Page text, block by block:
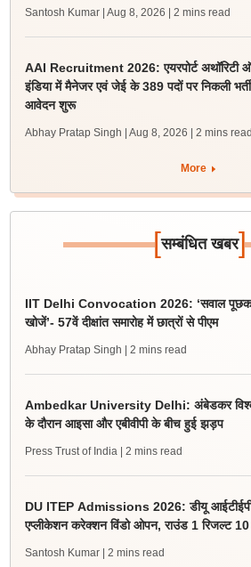
Santosh Kumar | Aug 8, 2026 | 2 mins read
AAI Recruitment 2026: एयरपोर्ट अथॉरिटी
इंडिया में मैनेजर एवं जेई के 389 पदों पर निकली
आवेदन शुरू
Abhay Pratap Singh | Aug 8, 2026 | 2 mins read
More
[सम्बंधित खबर]
IIT Delhi Convocation 2026: ‘सवाल
खोजें’- 57वें दीक्षांत समारोह में छात्रों से पीएम
Abhay Pratap Singh | 2 mins read
Ambedkar University Delhi: अंबेडकर
के दौरान आइसा और एबीवीपी के बीच हुई झड़प
Press Trust of India | 2 mins read
DU ITEP Admissions 2026: डीयू आईटीईपी
एप्लीकेशन करेक्शन विंडो ओपन, राउंड 1 रिजल्ट
Santosh Kumar | 2 mins read